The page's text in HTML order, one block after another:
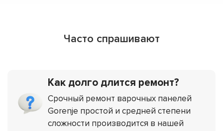
Часто спрашивают
Как долго длится ремонт?
Срочный ремонт варочных панелей
Gorenje простой и средней степени
сложности производится в нашей